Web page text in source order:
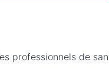
professionnels de